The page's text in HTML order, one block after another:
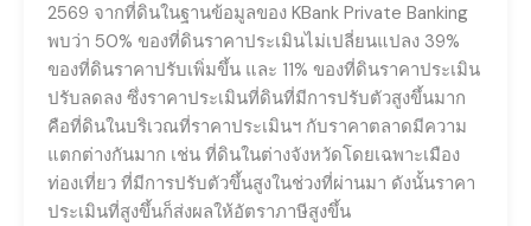
2569 จากที่ดินในฐานข้อมูลของ KBank Private Banking
พบว่า 50% ของที่ดินราคาประเมินไม่เปลี่ยนแปลง 39%
ของที่ดินราคาปรับเพิ่มขึ้น และ 11% ของที่ดินราคาประเมิน
ปรับลดลง ซึ่งราคาประเมินที่ดินที่มีการปรับตัวสูงขึ้นมาก
คือที่ดินในบริเวณที่ราคาประเมินฯ กับราคาตลาดมีความ
แตกต่างกันมาก เช่น ที่ดินในต่างจังหวัดโดยเฉพาะเมือง
ท่องเที่ยว ที่มีการปรับตัวขึ้นสูงในช่วงที่ผ่านมา ดังนั้นราคา
ประเมินที่สูงขึ้นก็ส่งผลให้อัตราภาษีสูงขึ้น